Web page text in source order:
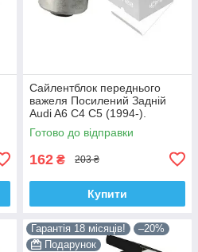
Сайлентблок переднього
важеля Посилений Задній
Audi A6 C4 C5 (1994-).
Верхній. Корея ACSUSS!
35379 , JBU138 , TD1062W
Готово до відправки
162 ₴ 203 ₴
Купити
Гарантія 18 місяців!
–20%
Подарунок